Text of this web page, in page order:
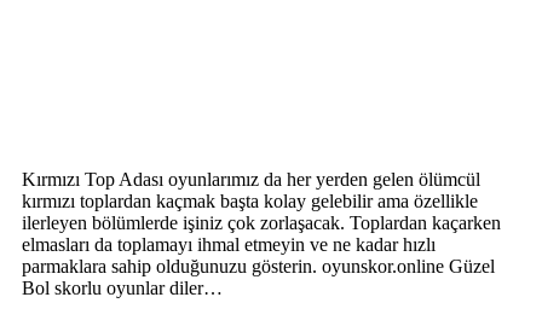
Kırmızı Top Adası oyunlarımız da her yerden gelen ölümcül
kırmızı toplardan kaçmak başta kolay gelebilir ama özellikle
ilerleyen bölümlerde işiniz çok zorlaşacak. Toplardan kaçarken
elmasları da toplamayı ihmal etmeyin ve ne kadar hızlı
parmaklara sahip olduğunuzu gösterin. oyunskor.online Güzel
Bol skorlu oyunlar diler…